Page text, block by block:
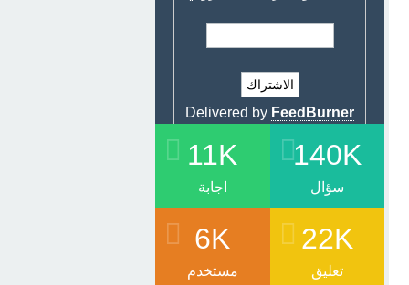
Delivered by FeedBurner
140K
سؤال
11K
اجابة
22K
تعليق
6K
مستخدم